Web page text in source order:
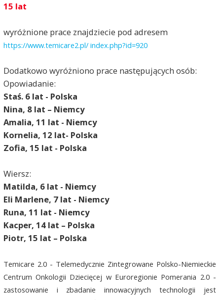
15 lat
wyróżnione prace znajdziecie pod adresem
https://www.temicare2.pl/ index.php?id=920
Dodatkowo wyróżniono prace następujących osób:
Opowiadanie:
Staś. 6 lat - Polska
Nina, 8 lat – Niemcy
Amalia, 11 lat - Niemcy
Kornelia, 12 lat- Polska
Zofia, 15 lat - Polska
Wiersz:
Matilda, 6 lat - Niemcy
Eli Marlene, 7 lat - Niemcy
Runa, 11 lat - Niemcy
Kacper, 14 lat – Polska
Piotr, 15 lat – Polska
Temicare 2.0 - Telemedycznie Zintegrowane Polsko-Niemieckie
Centrum Onkologii Dziecięcej w Euroregionie Pomerania 2.0 -
zastosowanie i zbadanie innowacyjnych technologii jest